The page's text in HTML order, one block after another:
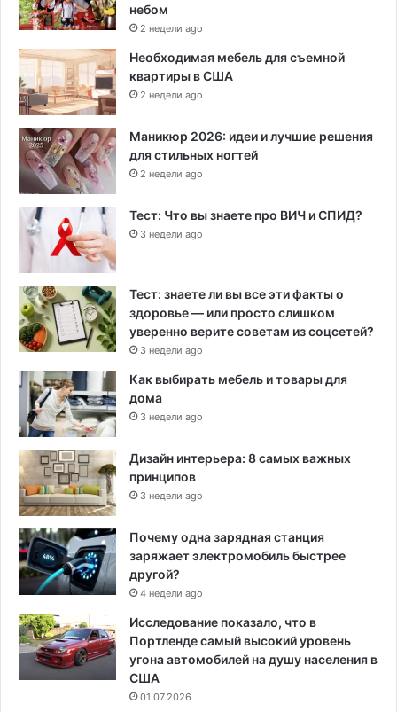
небом
2 недели ago
Необходимая мебель для съемной
квартиры в США
2 недели ago
Маникюр 2026: идеи и лучшие решения
для стильных ногтей
2 недели ago
Тест: Что вы знаете про ВИЧ и СПИД?
3 недели ago
Тест: знаете ли вы все эти факты о
здоровье — или просто слишком
уверенно верите советам из соцсетей?
3 недели ago
Как выбирать мебель и товары для
дома
3 недели ago
Дизайн интерьера: 8 самых важных
принципов
3 недели ago
Почему одна зарядная станция
заряжает электромобиль быстрее
другой?
4 недели ago
Исследование показало, что в
Портленде самый высокий уровень
угона автомобилей на душу населения в
США
01.07.2026